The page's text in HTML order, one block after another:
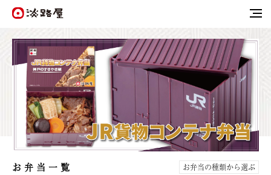
お 弁 当 一 覧